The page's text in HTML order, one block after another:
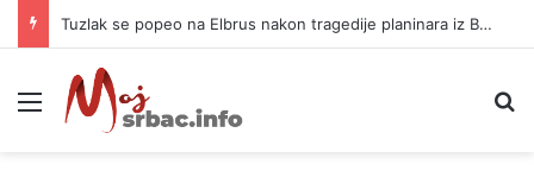
Tuzlak se popeo na Elbrus nakon tragedije planinara iz BiH: Otkrio zamke
Meni